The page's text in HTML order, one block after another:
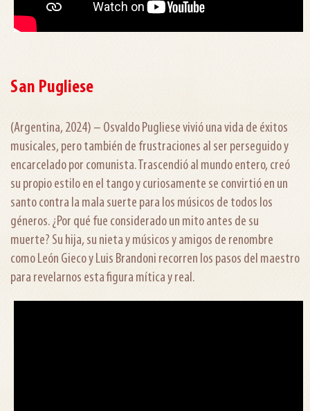
San Pugliese
(Argentina, 2024) – Osvaldo Pugliese vivió una vida de éxitos
musicales, pero también de frustraciones al ser perseguido y
encarcelado por comunista. Trascendió al mundo entero, creó
su propio estilo en el tango y curiosamente se convirtió en un
santo contra la mala suerte para los músicos de todos los
géneros. ¿Por qué fue considerado un mito antes de su
muerte? Su hija, su nieta y músicos y amigos de renombre
como León Gieco y Luis Brandoni recorren los pasos del maestro
para revelarnos esta figura mítica y real.